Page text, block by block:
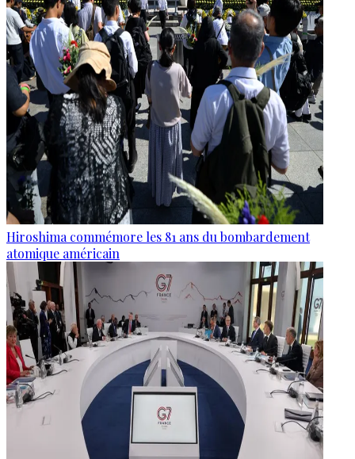
Hiroshima commémore les 81 ans du bombardement
atomique américain